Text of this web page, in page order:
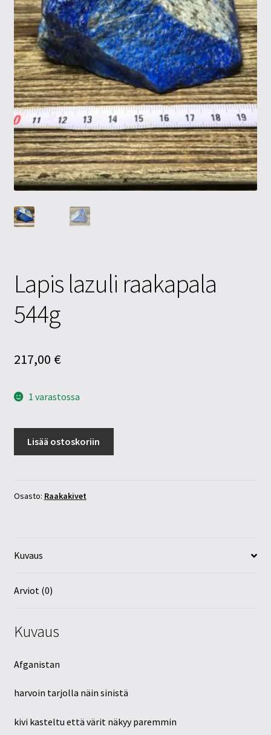
Tietosuojaseloste
Tuotteet
Yritysinfo
Lapis lazuli raakapala
544g
217,00 €
1 varastossa
määrä
Lisää ostoskoriin
Osasto: Raakakivet
Kuvaus
Arviot (0)
Kuvaus
Afganistan
harvoin tarjolla näin sinistä
kivi kasteltu että värit näkyy paremmin